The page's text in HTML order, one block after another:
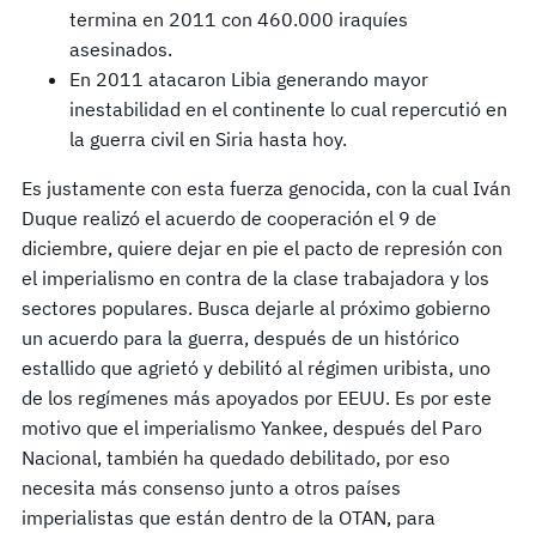
termina en 2011 con 460.000 iraquíes
asesinados.
En 2011 atacaron Libia generando mayor
inestabilidad en el continente lo cual repercutió en
la guerra civil en Siria hasta hoy.
Es justamente con esta fuerza genocida, con la cual Iván
Duque realizó el acuerdo de cooperación el 9 de
diciembre, quiere dejar en pie el pacto de represión con
el imperialismo en contra de la clase trabajadora y los
sectores populares. Busca dejarle al próximo gobierno
un acuerdo para la guerra, después de un histórico
estallido que agrietó y debilitó al régimen uribista, uno
de los regímenes más apoyados por EEUU. Es por este
motivo que el imperialismo Yankee, después del Paro
Nacional, también ha quedado debilitado, por eso
necesita más consenso junto a otros países
imperialistas que están dentro de la OTAN, para